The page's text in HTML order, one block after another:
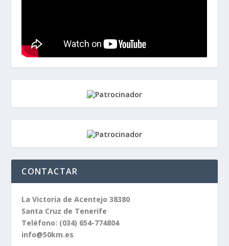
CONTACTAR
La Victoria de Acentejo 38380
Santa Cruz de Tenerife
Teléfono: (034) 654-774804
info@50km.es